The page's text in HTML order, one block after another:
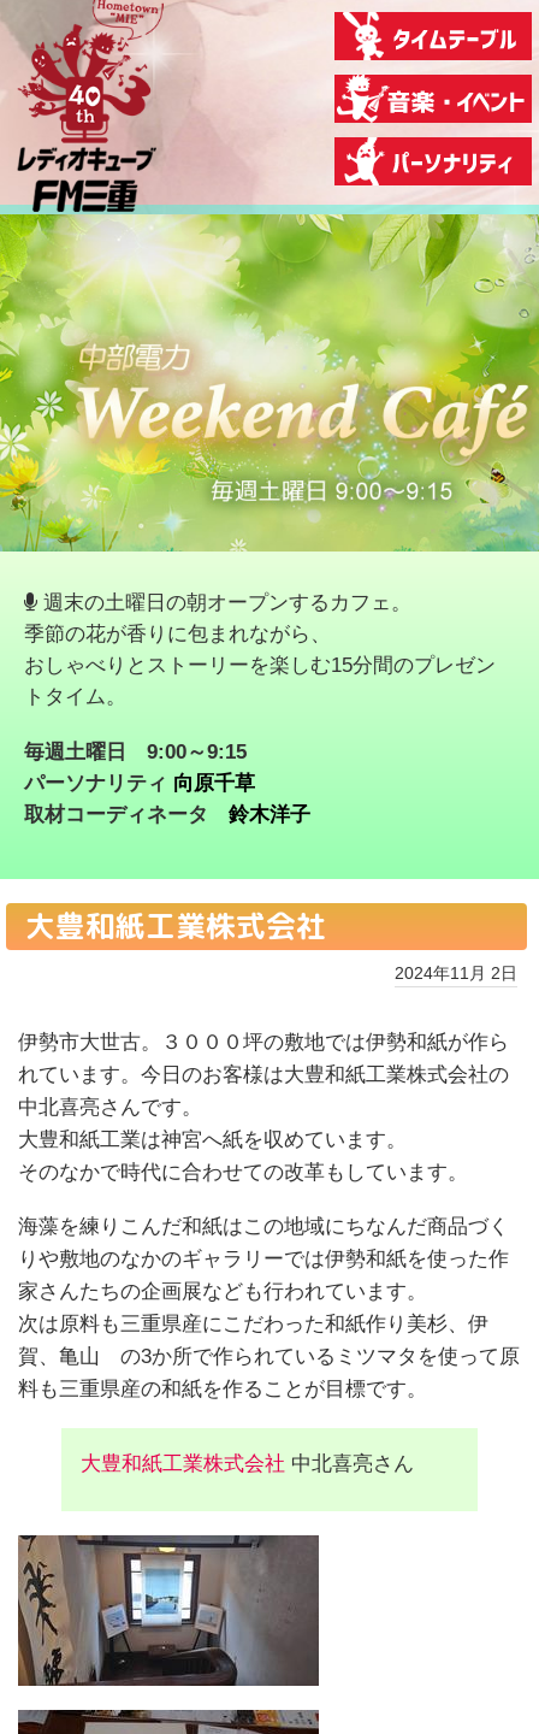
週末の土曜日の朝オープンするカフェ。
季節の花が香りに包まれながら、
おしゃべりとストーリーを楽しむ15分間のプレゼン
トタイム。
毎週土曜日 9:00～9:15
パーソナリティ 向原千草
取材コーディネータ 鈴木洋子
大豊和紙工業株式会社
2024年11月 2日
伊勢市大世古。３０００坪の敷地では伊勢和紙が作ら
れています。今日のお客様は大豊和紙工業株式会社の
中北喜亮さんです。
大豊和紙工業は神宮へ紙を収めています。
そのなかで時代に合わせての改革もしています。
海藻を練りこんだ和紙はこの地域にちなんだ商品づく
りや敷地のなかのギャラリーでは伊勢和紙を使った作
家さんたちの企画展なども行われています。
次は原料も三重県産にこだわった和紙作り美杉、伊
賀、亀山 の3か所で作られているミツマタを使って原
料も三重県産の和紙を作ることが目標です。
大豊和紙工業株式会社 中北喜亮さん